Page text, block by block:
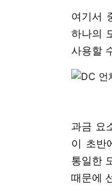
여기서
하나의
사용할
과금 요
이 초반
통일한
때문에